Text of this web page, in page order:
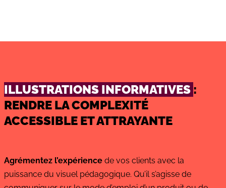
ILLUSTRATIONS INFORMATIVES :
RENDRE LACOMPLEXITÉ
ACCESSIBLE ET ATTRAYANTE
Agrémentez l’expériencede vos clients avec la
puissance du visuel pédagogique. Qu’il s’agisse de